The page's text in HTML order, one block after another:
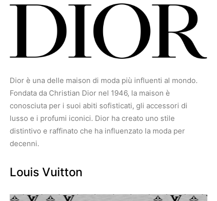
Dior è una delle maison di moda più influenti al mondo.
Fondata da Christian Dior nel 1946, la maison è
conosciuta per i suoi abiti sofisticati, gli accessori di
lusso e i profumi iconici. Dior ha creato uno stile
distintivo e raffinato che ha influenzato la moda per
decenni.
Louis Vuitton